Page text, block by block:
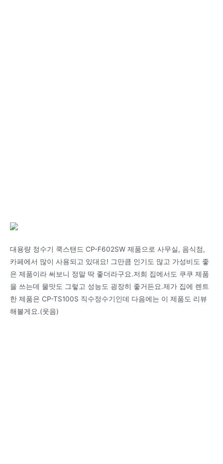
대용량 정수기 쿡스탠드 CP-F602SW 제품으로 사무실, 음식점,
카페에서 많이 사용되고 있대요! 그만큼 인기도 많고 가성비도 좋
은 제품이라 써보니 정말 딱 좋더라구요.저희 집에서도 쿠쿠 제품
을 쓰는데 물맛도 그렇고 성능도 굉장히 좋거든요.제가 집에 렌트
한 제품은 CP-TS100S 직수정수기인데 다음에는 이 제품도 리뷰
해볼게요.(웃음)